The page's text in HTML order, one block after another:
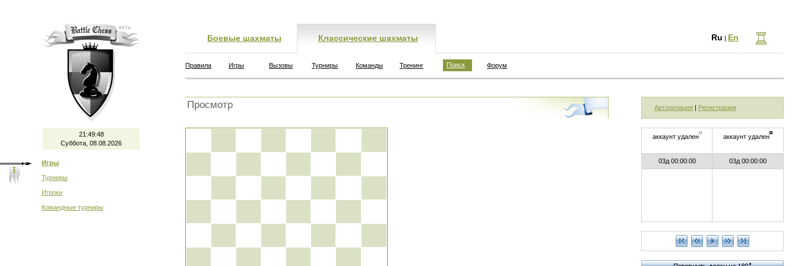
21:49:48
Суббота, 08.08.2026
Игры
Турниры
Игроки
Командные турниры
Боевые шахматы Классические шахматы Ru | En
Правила Игры Вызовы Турниры Команды Тренинг Поиск Форум
Просмотр Авторизация | Регистрация
аккаунт удален аккаунт удален
03д 00:00:00 03д 00:00:00